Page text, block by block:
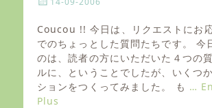
s
e
d
o
n
Coucou !! 今日は、リクエストにお
でのちょっとした質問たちです。 今
のは、読者の方にいただいた４つの
ルに、ということでしたが、いくつ
ションをつくってみました。 も …
Plus